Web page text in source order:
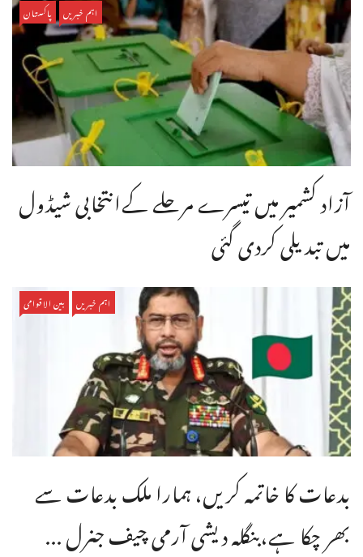
اہم خبریں پاکستان
آزاد کشمیر میں تیسرے مرحلے کےانتخابی شیڈول
میں تبدیلی کردی گئی
اہم خبریں بین الاقوامی
بدعات کا خاتمہ کریں، ہمارا ملک بدعات سے
بھر چکا ہے،بنگله دیشی آرمی چیف جنرل ...